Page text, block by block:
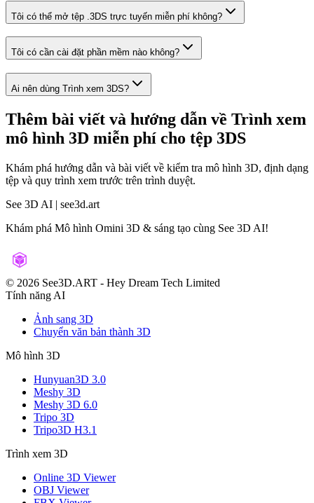
Tôi có thể mở tệp .3DS trực tuyến miễn phí không?
Tôi có cần cài đặt phần mềm nào không?
Ai nên dùng Trình xem 3DS?
Thêm bài viết và hướng dẫn về Trình xem
mô hình 3D miễn phí cho tệp 3DS
Khám phá hướng dẫn và bài viết về kiểm tra mô hình 3D, định dạng
tệp và quy trình xem trước trên trình duyệt.
See 3D AI | see3d.art
Khám phá Mô hình Omini 3D & sáng tạo cùng See 3D AI!
©️ 2026 See3D.ART - Hey Dream Tech Limited
Tính năng AI
Ảnh sang 3D
Chuyển văn bản thành 3D
Mô hình 3D
Hunyuan3D 3.0
Meshy 3D
Meshy 3D 6.0
Tripo 3D
Tripo3D H3.1
Trình xem 3D
Online 3D Viewer
OBJ Viewer